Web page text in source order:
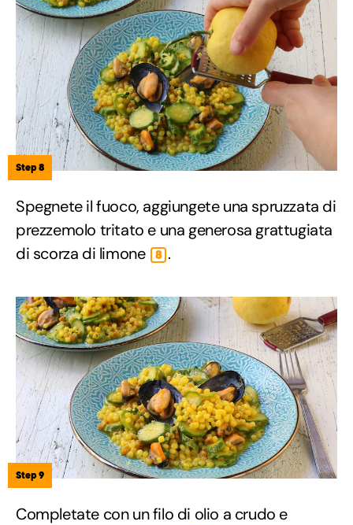
Step 8
Spegnete il fuoco, aggiungete una spruzzata di
prezzemolo tritato e una generosa grattugiata
di scorza di limone
8 .
Step 9
Completate con un filo di olio a crudo e